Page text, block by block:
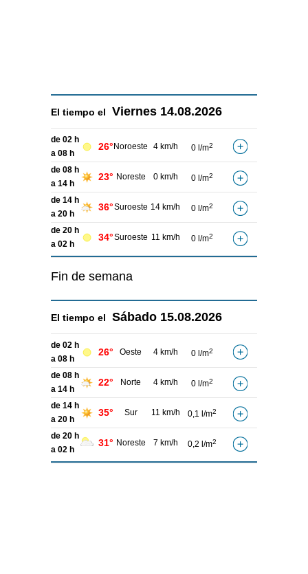
El tiempo el Viernes 14.08.2026
de 02 h
a 08 h
26° Noroeste 4 km/h 0 l/m2
de 08 h
a 14 h
23° Noreste 0 km/h 0 l/m2
de 14 h
a 20 h
36°Suroeste 14 km/h 0 l/m2
de 20 h
a 02 h
34°Suroeste 11 km/h 0 l/m2
Fin de semana
El tiempo el Sábado 15.08.2026
de 02 h
a 08 h
26° Oeste 4 km/h 0 l/m2
de 08 h
a 14 h
22° Norte 4 km/h 0 l/m2
de 14 h
a 20 h
35° Sur 11 km/h 0,1 l/m2
de 20 h
a 02 h
31° Noreste 7 km/h 0,2 l/m2